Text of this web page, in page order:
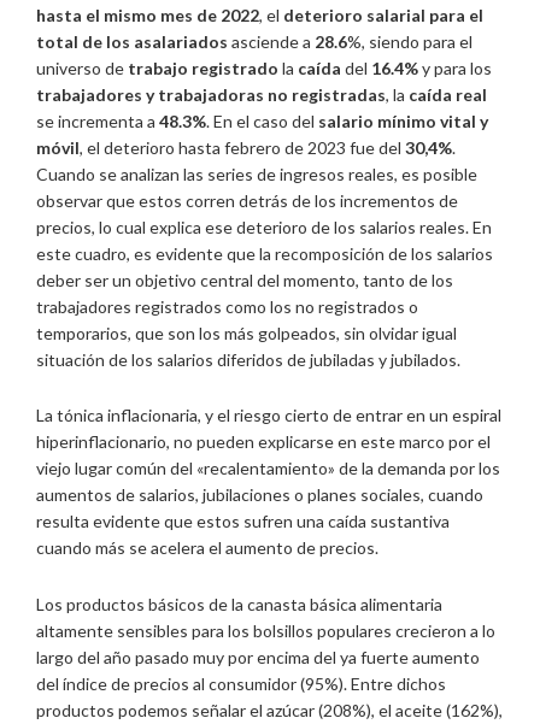
hasta el mismo mes de 2022, el deterioro salarial para el
total de los asalariados asciende a 28.6%, siendo para el
universo de trabajo registrado la caída del 16.4%y para los
trabajadores y trabajadoras no registradas, la caída real
se incrementa a 48.3%. En el caso del salario mínimo vital y
móvil, el deterioro hasta febrero de 2023 fue del 30,4%.
Cuando se analizan las series de ingresos reales, es posible
observar que estos corren detrás de los incrementos de
precios, lo cual explica ese deterioro de los salarios reales. En
este cuadro, es evidente que la recomposición de los salarios
deber ser un objetivo central del momento, tanto de los
trabajadores registrados como los no registrados o
temporarios, que son los más golpeados, sin olvidar igual
situación de los salarios diferidos de jubiladas y jubilados.
La tónica inflacionaria, y el riesgo cierto de entrar en un espiral
hiperinflacionario, no pueden explicarse en este marco por el
viejo lugar común del «recalentamiento» de la demanda por los
aumentos de salarios, jubilaciones o planes sociales, cuando
resulta evidente que estos sufren una caída sustantiva
cuando más se acelera el aumento de precios.
Los productos básicos de la canasta básica alimentaria
altamente sensibles para los bolsillos populares crecieron a lo
largo del año pasado muy por encima del ya fuerte aumento
del índice de precios al consumidor (95%). Entre dichos
productos podemos señalar el azúcar (208%), el aceite (162%),